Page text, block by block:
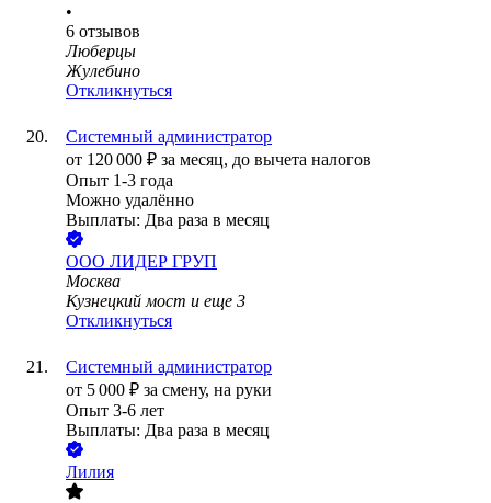
•
6 отзывов
Люберцы
Жулебино
Откликнуться
Системный администратор
от 120 000 ₽ за месяц, до вычета налогов
Опыт 1-3 года
Можно удалённо
Выплаты: Два раза в месяц
ООО ЛИДЕР ГРУП
Москва
Кузнецкий мост и еще 3
Откликнуться
Системный администратор
от 5 000 ₽ за смену, на руки
Опыт 3-6 лет
Выплаты: Два раза в месяц
Лилия